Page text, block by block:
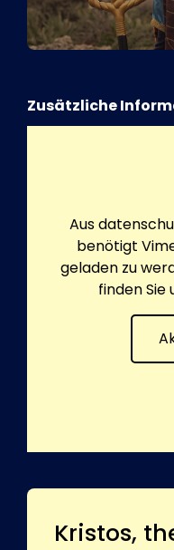
Zusätzliche
Aus
benötigt
geladen zu
finden Sie
Kristos,